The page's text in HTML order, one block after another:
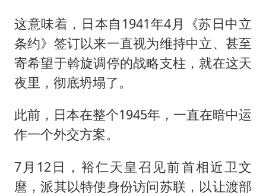
这意味着，日本自1941年4月《苏日中立
条约》签订以来一直视为维持中立、甚至
寄希望于斡旋调停的战略支柱，就在这天
夜里，彻底坍塌了。
此前，日本在整个1945年，一直在暗中运
作一个外交方案。
7月12日，裕仁天皇召见前首相近卫文
麿，派其以特使身份访问苏联，以让渡部